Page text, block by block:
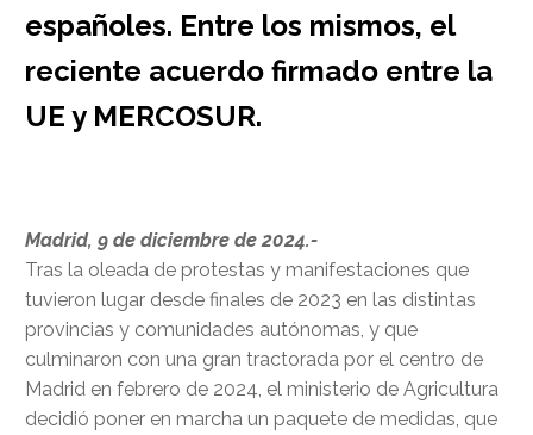
españoles. Entre los mismos, el
reciente acuerdo firmado entre la
UE y MERCOSUR.
Madrid, 9 de diciembre de 2024.-
Tras la oleada de protestas y manifestaciones que
tuvieron lugar desde finales de 2023 en las distintas
provincias y comunidades autónomas, y que
culminaron con una gran tractorada por el centro de
Madrid en febrero de 2024, el ministerio de Agricultura
decidió poner en marcha un paquete de medidas, que